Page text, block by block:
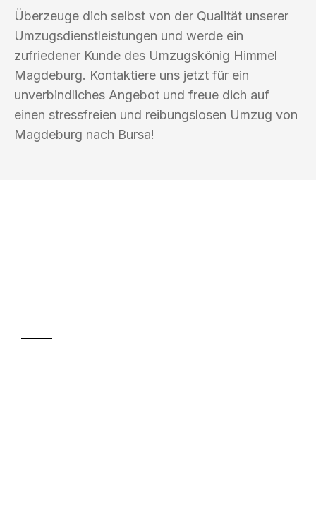
Überzeuge dich selbst von der Qualität unserer
Umzugsdienstleistungen und werde ein
zufriedener Kunde des Umzugskönig Himmel
Magdeburg. Kontaktiere uns jetzt für ein
unverbindliches Angebot und freue dich auf
einen stressfreien und reibungslosen Umzug von
Magdeburg nach Bursa!